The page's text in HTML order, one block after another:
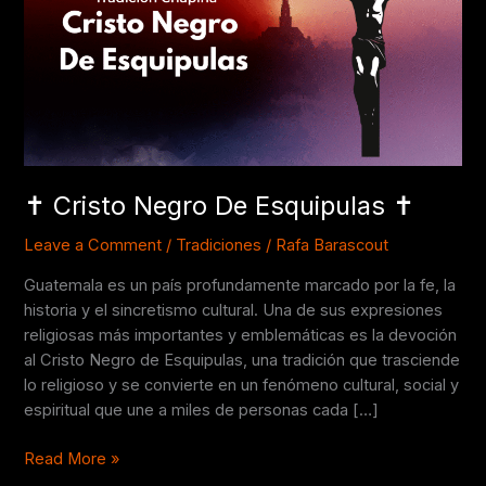
✝️​ Cristo Negro De Esquipulas ✝️​
Leave a Comment / Tradiciones / Rafa Barascout
Guatemala es un país profundamente marcado por la fe, la
historia y el sincretismo cultural. Una de sus expresiones
religiosas más importantes y emblemáticas es la devoción
al Cristo Negro de Esquipulas, una tradición que trasciende
lo religioso y se convierte en un fenómeno cultural, social y
espiritual que une a miles de personas cada […]
Read More »